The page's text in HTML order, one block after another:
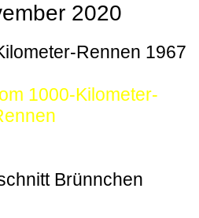
2020
Rennen 1967
1000-Kilometer-
Brünnchen